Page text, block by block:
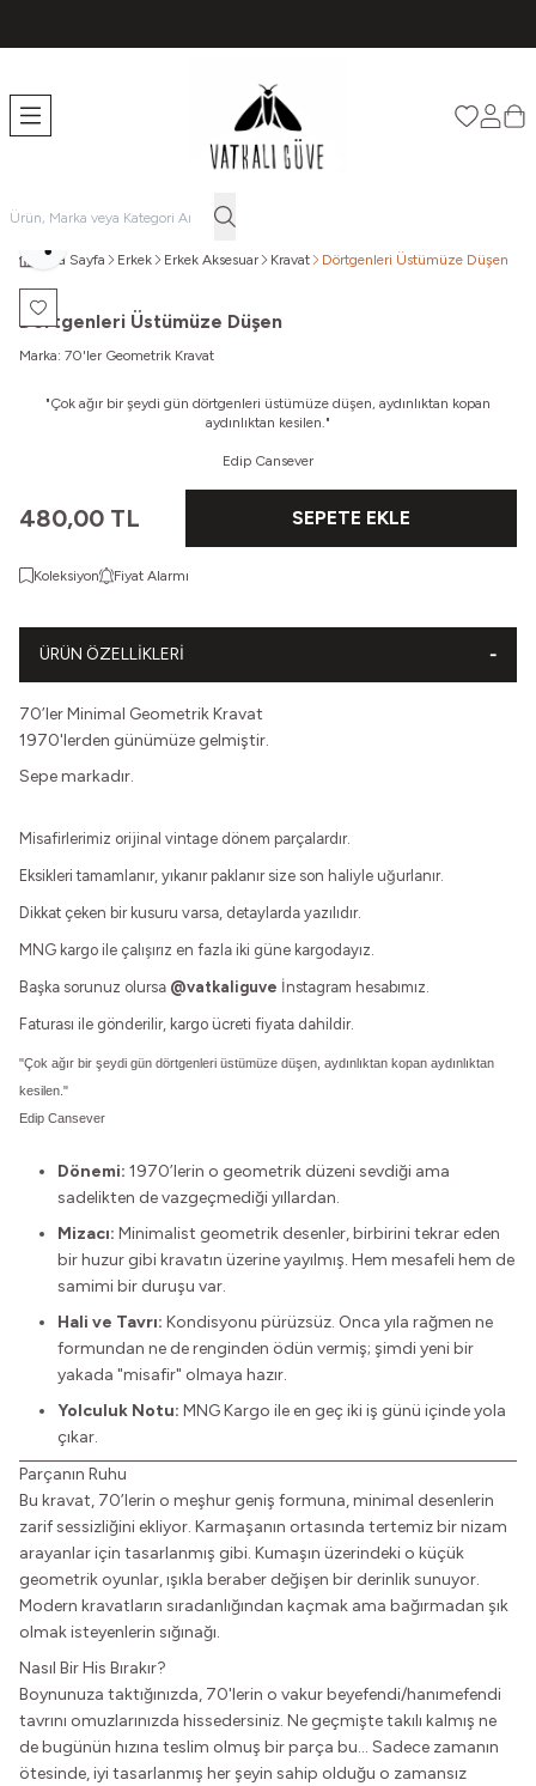
Favorilerim
Ana Sayfa Erkek Erkek Aksesuar Kravat Dörtgenleri Üstümüze Düşen
Favoriye Ekle
Paylaş
Dörtgenleri Üstümüze Düşen
Marka: 70'ler Geometrik Kravat
"Çok ağır bir şeydi gün dörtgenleri üstümüze düşen, aydınlıktan kopan
aydınlıktan kesilen."
Edip Cansever
480,00 TL SEPETE EKLE
Koleksiyon Fiyat Alarmı
ÜRÜN ÖZELLIKLERI
70’ler Minimal Geometrik Kravat
1970'lerden günümüze gelmiştir.
Sepe markadır.
Misafirlerimiz orijinal vintage dönem parçalardır.
Eksikleri tamamlanır, yıkanır paklanır size son haliyle uğurlanır.
Dikkat çeken bir kusuru varsa, detaylarda yazılıdır.
MNG kargo ile çalışırız en fazla iki güne kargodayız.
Başka sorunuz olursa @vatkaliguve İnstagram hesabımız.
Faturası ile gönderilir, kargo ücreti fiyata dahildir.
"Çok ağır bir şeydi gün dörtgenleri üstümüze düşen, aydınlıktan kopan aydınlıktan
kesilen."
Edip Cansever
Dönemi: 1970’lerin o geometrik düzeni sevdiği ama
sadelikten de vazgeçmediği yıllardan.
Mizacı: Minimalist geometrik desenler, birbirini tekrar eden
bir huzur gibi kravatın üzerine yayılmış. Hem mesafeli hem de
samimi bir duruşu var.
Hali ve Tavrı: Kondisyonu pürüzsüz. Onca yıla rağmen ne
formundan ne de renginden ödün vermiş; şimdi yeni bir
yakada "misafir" olmaya hazır.
Yolculuk Notu: MNG Kargo ile en geç iki iş günü içinde yola
çıkar.
Parçanın Ruhu
Bu kravat, 70’lerin o meşhur geniş formuna, minimal desenlerin
zarif sessizliğini ekliyor. Karmaşanın ortasında tertemiz bir nizam
arayanlar için tasarlanmış gibi. Kumaşın üzerindeki o küçük
geometrik oyunlar, ışıkla beraber değişen bir derinlik sunuyor.
Modern kravatların sıradanlığından kaçmak ama bağırmadan şık
olmak isteyenlerin sığınağı.
Nasıl Bir His Bırakır?
Boynunuza taktığınızda, 70'lerin o vakur beyefendi/hanımefendi
tavrını omuzlarınızda hissedersiniz. Ne geçmişte takılı kalmış ne
de bugünün hızına teslim olmuş bir parça bu... Sadece zamanın
ötesinde, iyi tasarlanmış her şeyin sahip olduğu o zamansız